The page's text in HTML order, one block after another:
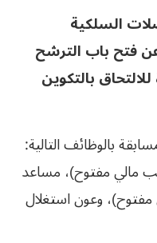
السلكية
عن فتح باب الترشح
بالتكوين
بالوظائف التالية:
متخصص (60 منصب مالي مفتوح)، مساعد
مالي مفتوح)، وعون استغلال